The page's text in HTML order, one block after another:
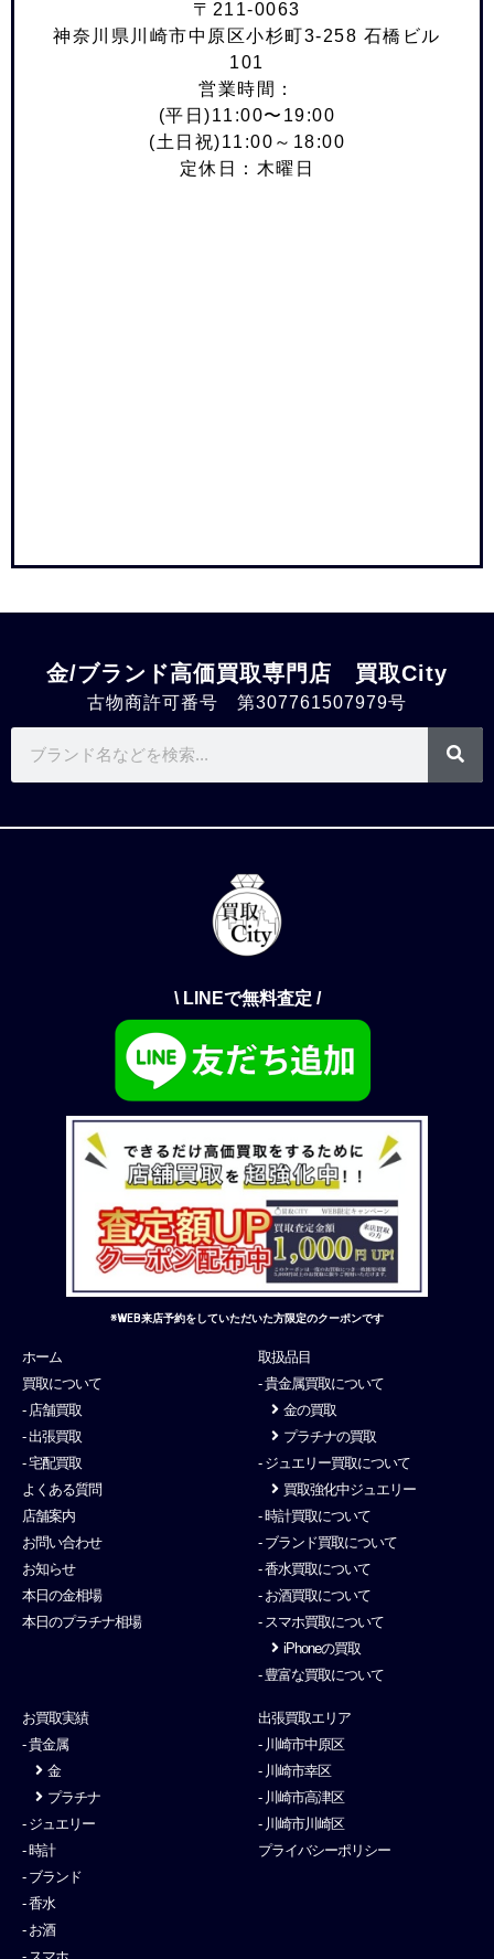
〒211-0063
神奈川県川崎市中原区小杉町3-258 石橋ビル
101
営業時間：
(平日)11:00〜19:00
(土日祝)11:00～18:00
定休日：木曜日
金/ブランド高価買取専門店 買取City
古物商許可番号 第307761507979号
\ LINEで無料査定 /
※WEB来店予約をしていただいた方限定のクーポンです
ホーム
買取について
- 店舗買取
- 出張買取
- 宅配買取
よくある質問
店舗案内
お問い合わせ
お知らせ
本日の金相場
本日のプラチナ相場
取扱品目
- 貴金属買取について
金の買取
プラチナの買取
- ジュエリー買取について
買取強化中ジュエリー
- 時計買取について
- ブランド買取について
- 香水買取について
- お酒買取について
- スマホ買取について
iPhoneの買取
- 豊富な買取について
お買取実績
- 貴金属
金
プラチナ
- ジュエリー
- 時計
- ブランド
- 香水
- お酒
出張買取エリア
- 川崎市中原区
- 川崎市幸区
- 川崎市高津区
- 川崎市川崎区
プライバシーポリシー